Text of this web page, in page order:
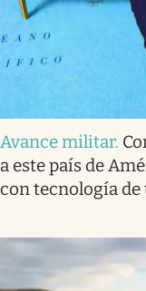
Avance militar.
a este país de
con tecnología